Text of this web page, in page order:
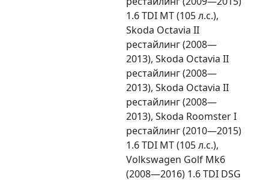
1.6 TDI MT (105 л.с.),
Skoda Octavia II
рестайлинг (2008—
2013), Skoda Octavia II
рестайлинг (2008—
2013), Skoda Octavia II
рестайлинг (2008—
2013), Skoda Roomster I
рестайлинг (2010—2015)
1.6 TDI MT (105 л.с.),
Volkswagen Golf Mk6
(2008—2016) 1.6 TDI DSG